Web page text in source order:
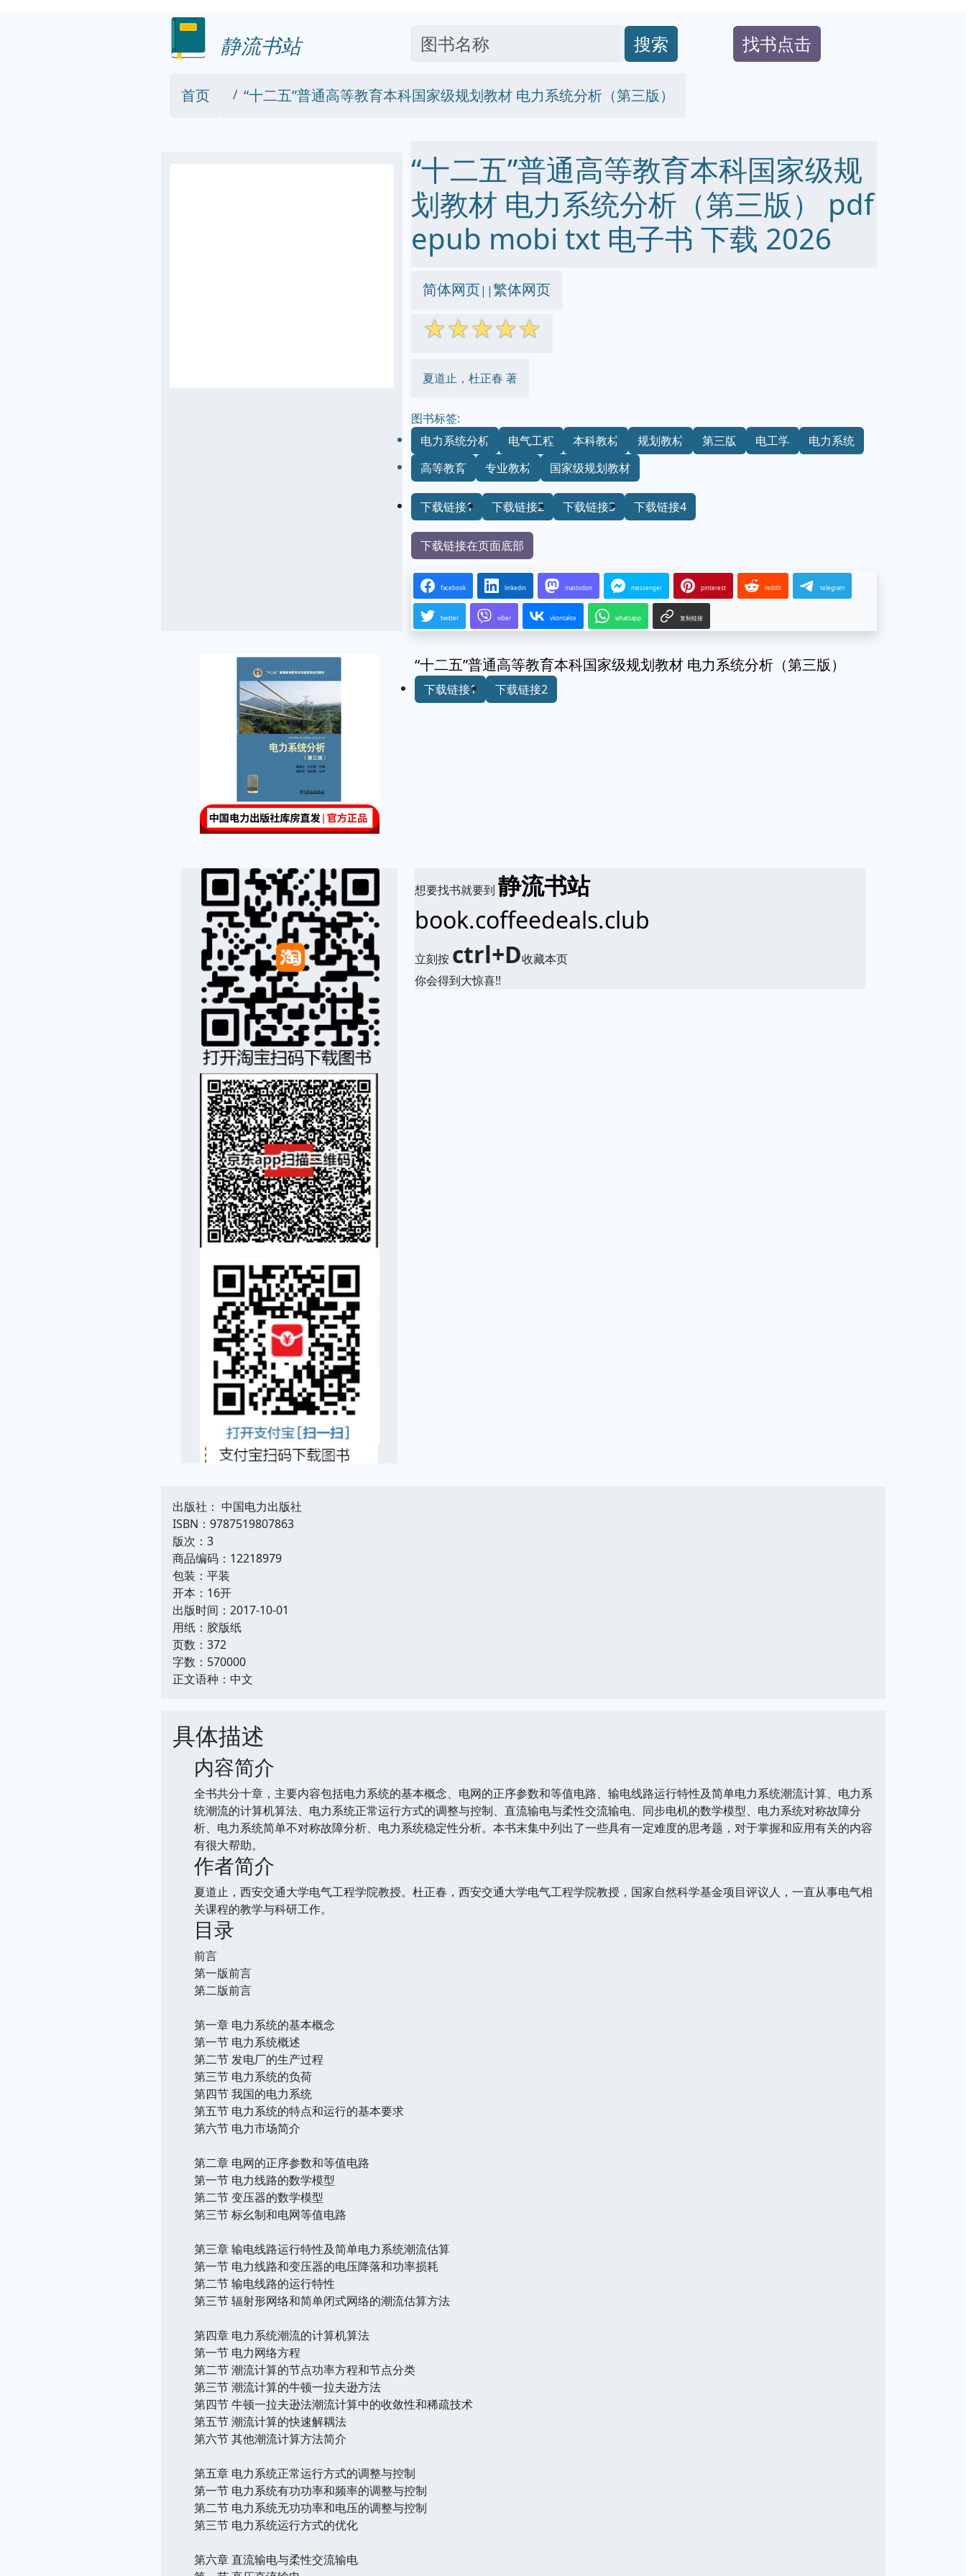
静流书站 搜索 找书点击
首页 “十二五”普通高等教育本科国家级规划教材 电力系统分析（第三版）
“十二五”普通高等教育本科国家级规
划教材 电力系统分析（第三版） pdf
epub mobi txt 电子书 下载 2026
简体网页||繁体网页
☆☆☆☆☆
夏道止，杜正春 著
图书标签:
电力系统分析
电气工程 本科教材 规划教材 第三版 电工学
电力系统
高等教育
专业教材 国家级规划教材
下载链接1 下载链接2 下载链接3 下载链接4
下载链接在页面底部
facebook linkedin mastodon messenger pinterest reddit telegram
twitter viber vkontakte whatsapp 复制链接
“十二五”普通高等教育本科国家级规划教材 电力系统分析（第三版）
下载链接1 下载链接2
想要找书就要到静流书站
book.coffeedeals.club
立刻按 ctrl+D收藏本页
你会得到大惊喜!!
出版社： 中国电力出版社
ISBN：9787519807863
版次：3
商品编码：12218979
包装：平装
开本：16开
出版时间：2017-10-01
用纸：胶版纸
页数：372
字数：570000
正文语种：中文
具体描述
内容简介
全书共分十章，主要内容包括电力系统的基本概念、电网的正序参数和等值电路、输电线路运行特性及简单电力系统潮流计算、电力系
统潮流的计算机算法、电力系统正常运行方式的调整与控制、直流输电与柔性交流输电、同步电机的数学模型、电力系统对称故障分
析、电力系统简单不对称故障分析、电力系统稳定性分析。本书末集中列出了一些具有一定难度的思考题，对于掌握和应用有关的内容
有很大帮助。
作者简介
夏道止，西安交通大学电气工程学院教授。杜正春，西安交通大学电气工程学院教授，国家自然科学基金项目评议人，一直从事电气相
关课程的教学与科研工作。
目录
前言
第一版前言
第二版前言
第一章 电力系统的基本概念
第一节 电力系统概述
第二节 发电厂的生产过程
第三节 电力系统的负荷
第四节 我国的电力系统
第五节 电力系统的特点和运行的基本要求
第六节 电力市场简介
第二章 电网的正序参数和等值电路
第一节 电力线路的数学模型
第二节 变压器的数学模型
第三节 标幺制和电网等值电路
第三章 输电线路运行特性及简单电力系统潮流估算
第一节 电力线路和变压器的电压降落和功率损耗
第二节 输电线路的运行特性
第三节 辐射形网络和简单闭式网络的潮流估算方法
第四章 电力系统潮流的计算机算法
第一节 电力网络方程
第二节 潮流计算的节点功率方程和节点分类
第三节 潮流计算的牛顿一拉夫逊方法
第四节 牛顿一拉夫逊法潮流计算中的收敛性和稀疏技术
第五节 潮流计算的快速解耦法
第六节 其他潮流计算方法简介
第五章 电力系统正常运行方式的调整与控制
第一节 电力系统有功功率和频率的调整与控制
第二节 电力系统无功功率和电压的调整与控制
第三节 电力系统运行方式的优化
第六章 直流输电与柔性交流输电